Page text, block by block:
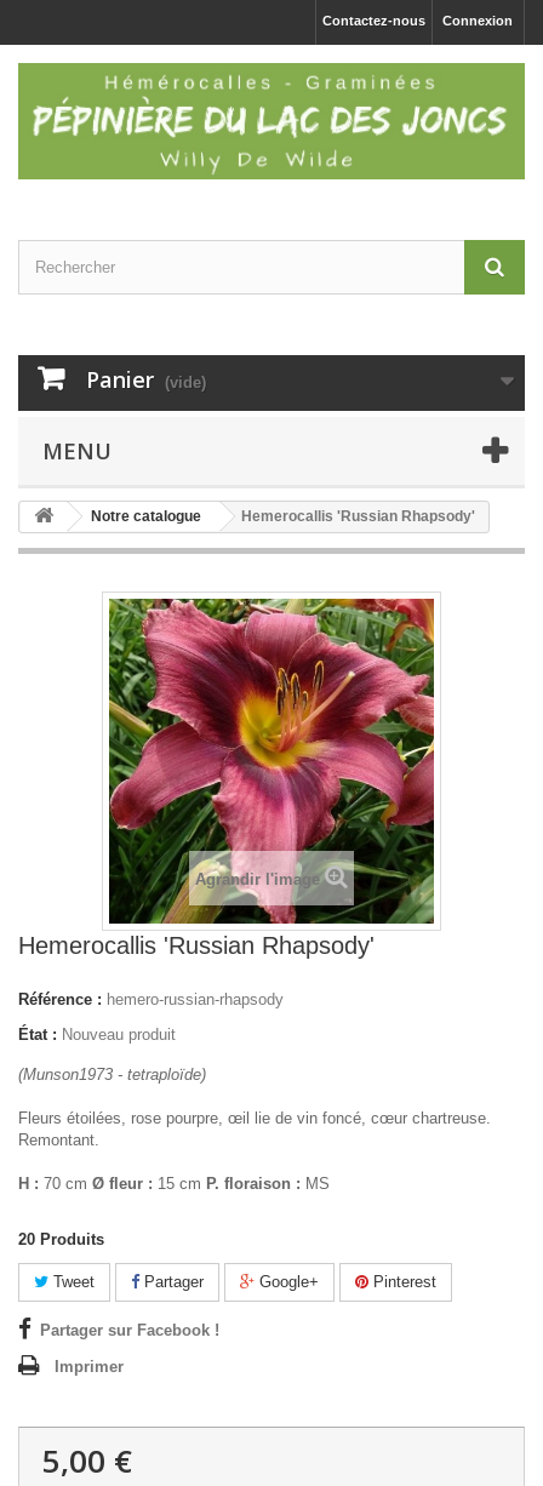
Connexion
Contactez-nous
Panier (vide)
MENU
Notre catalogue Hemerocallis 'Russian Rhapsody'
Agrandir l'image
Hemerocallis 'Russian Rhapsody'
Référence : hemero-russian-rhapsody
État : Nouveau produit
(Munson1973 - tetraploïde)
Fleurs étoilées, rose pourpre, œil lie de vin foncé, cœur chartreuse.
Remontant.
H : 70 cm Ø fleur : 15 cm P. floraison : MS
20 Produits
Tweet Partager Google+ Pinterest
Partager sur Facebook !
Imprimer
5,00 €